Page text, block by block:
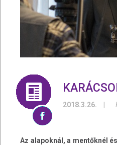
2018.3.26.
Az alapoknál, a mentőknél